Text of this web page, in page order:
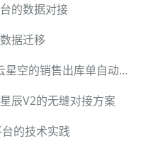
的数据对接
据迁移
如何通过API实现旺店通与金蝶云星空的销售出库单自动化集成
辰V2的无缝对接方案
的技术实践